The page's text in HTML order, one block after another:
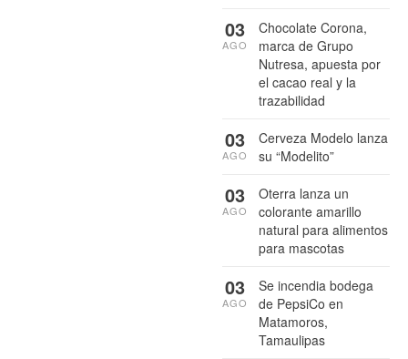
Chocolate Corona,
marca de Grupo
Nutresa, apuesta por
el cacao real y la
trazabilidad
03
AGO
Cerveza Modelo lanza
su “Modelito”
03
AGO
Oterra lanza un
colorante amarillo
natural para alimentos
para mascotas
03
AGO
Se incendia bodega
de PepsiCo en
Matamoros,
Tamaulipas
03
AGO